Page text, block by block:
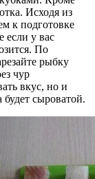
Исходя из
к подготовке
если у вас
По
рыбку
чур
вкус, но и
сыроватой.